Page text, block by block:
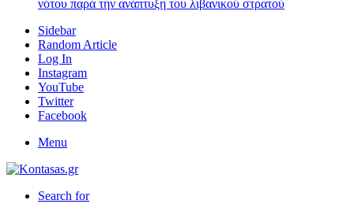
νότου παρά την ανάπτυξη του λιβανικού στρατού
Sidebar
Random Article
Log In
Instagram
YouTube
Twitter
Facebook
Menu
Search for